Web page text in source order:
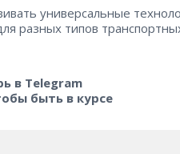
универсальные
разных типов
в Telegram
быть в курсе